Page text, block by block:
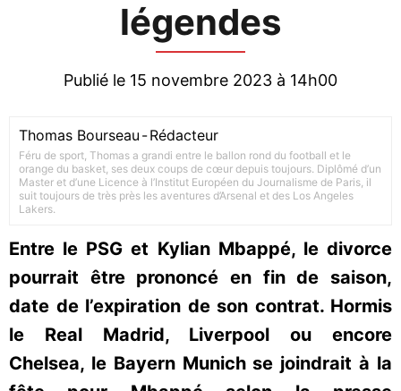
légendes
Publié le 15 novembre 2023 à 14h00
Thomas Bourseau -Rédacteur
Féru de sport, Thomas a grandi entre le ballon rond du football et le
orange du basket, ses deux coups de cœur depuis toujours. Diplômé d’un
Master et d’une Licence à l’Institut Européen du Journalisme de Paris, il
suit toujours de très près les aventures d’Arsenal et des Los Angeles
Lakers.
Entre le PSG et Kylian Mbappé, le divorce
pourrait être prononcé en fin de saison,
date de l’expiration de son contrat. Hormis
le Real Madrid, Liverpool ou encore
Chelsea, le Bayern Munich se joindrait à la